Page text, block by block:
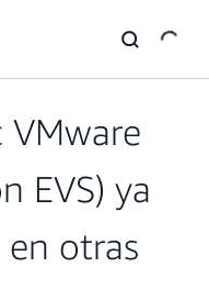
VMware
EVS) ya
otras